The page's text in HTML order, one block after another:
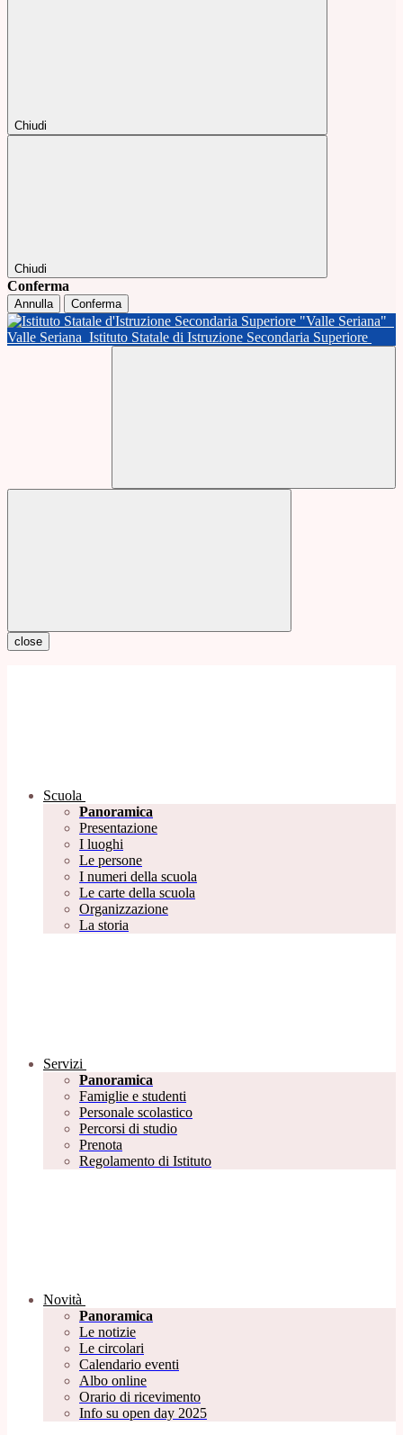
Chiudi
Chiudi
Conferma
Annulla Conferma
Valle Seriana Istituto Statale di Istruzione Secondaria Superiore
close
Scuola
Panoramica
Presentazione
I luoghi
Le persone
I numeri della scuola
Le carte della scuola
Organizzazione
La storia
Servizi
Panoramica
Famiglie e studenti
Personale scolastico
Percorsi di studio
Prenota
Regolamento di Istituto
Novità
Panoramica
Le notizie
Le circolari
Calendario eventi
Albo online
Orario di ricevimento
Info su open day 2025